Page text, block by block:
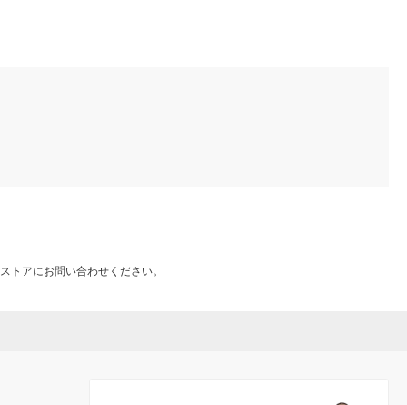
トアにお問い合わせください。